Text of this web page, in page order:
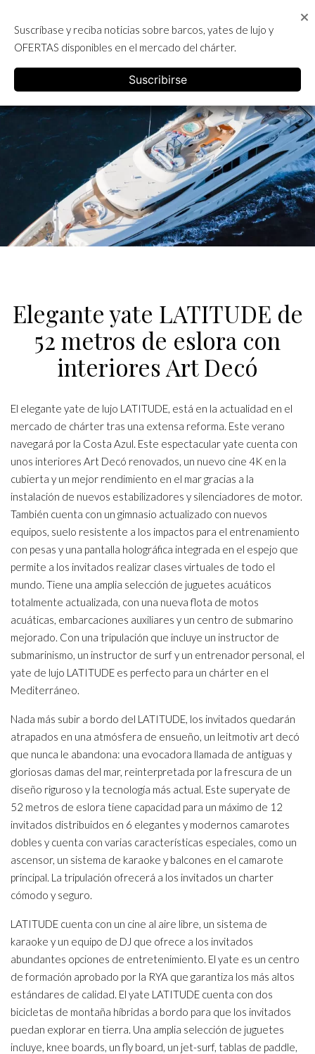
content
ALQUILER DE YATES EN IBIZA
Elegante yate LATITUDE de
52 metros de eslora con
interiores Art Decó
El elegante yate de lujo LATITUDE, está en la actualidad en el
mercado de chárter tras una extensa reforma. Este verano
navegará por la Costa Azul. Este espectacular yate cuenta con
unos interiores Art Decó renovados, un nuevo cine 4K en la
cubierta y un mejor rendimiento en el mar gracias a la
instalación de nuevos estabilizadores y silenciadores de motor.
También cuenta con un gimnasio actualizado con nuevos
equipos, suelo resistente a los impactos para el entrenamiento
con pesas y una pantalla holográfica integrada en el espejo que
permite a los invitados realizar clases virtuales de todo el
mundo. Tiene una amplia selección de juguetes acuáticos
totalmente actualizada, con una nueva flota de motos
acuáticas, embarcaciones auxiliares y un centro de submarino
mejorado. Con una tripulación que incluye un instructor de
submarinismo, un instructor de surf y un entrenador personal, el
yate de lujo LATITUDE es perfecto para un chárter en el
Mediterráneo.
Nada más subir a bordo del LATITUDE, los invitados quedarán
atrapados en una atmósfera de ensueño, un leitmotiv art decó
que nunca le abandona: una evocadora llamada de antiguas y
gloriosas damas del mar, reinterpretada por la frescura de un
diseño riguroso y la tecnología más actual. Este superyate de
52 metros de eslora tiene capacidad para un máximo de 12
invitados distribuidos en 6 elegantes y modernos camarotes
dobles y cuenta con varias características especiales, como un
ascensor, un sistema de karaoke y balcones en el camarote
principal. La tripulación ofrecerá a los invitados un charter
cómodo y seguro.
LATITUDE cuenta con un cine al aire libre, un sistema de
karaoke y un equipo de DJ que ofrece a los invitados
abundantes opciones de entretenimiento. El yate es un centro
de formación aprobado por la RYA que garantiza los más altos
estándares de calidad. El yate LATITUDE cuenta con dos
bicicletas de montaña híbridas a bordo para que los invitados
puedan explorar en tierra. Una amplia selección de juguetes
incluye, knee boards, un fly board, un jet-surf, tablas de paddle,
Suscríbase y reciba noticias sobre barcos, yates de lujo y
OFERTAS disponibles en el mercado del chárter.
Suscribirse